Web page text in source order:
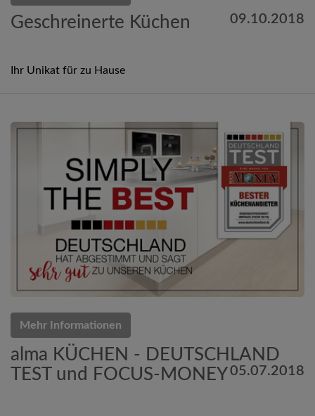
Geschreinerte Küchen 09.10.2018
Ihr Unikat für zu Hause
Mehr Informationen
alma KÜCHEN - DEUTSCHLAND
TEST und FOCUS-MONEY05.07.2018